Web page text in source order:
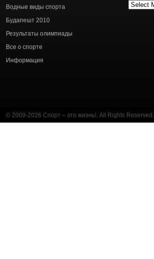
Водные виды спорта
Будапешт 2010
Результаты олимпиады
Все о спорте
Информация
Архив
© 2009-2026 Спорт – это жизнь!. All Rights Reserved.